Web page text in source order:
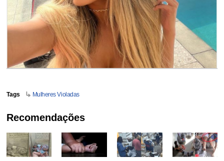
Tags Mulheres Violadas
Recomendações